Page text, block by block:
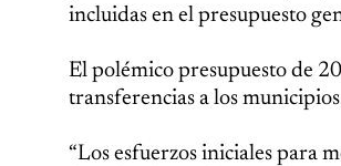
incluidas en el presupuesto
El polémico presupuesto de
transferencias a los
“Los esfuerzos iniciales para